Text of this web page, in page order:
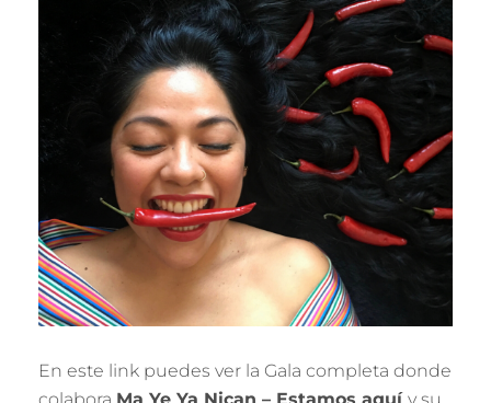
En este link puedes ver la Gala completa donde